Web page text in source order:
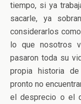
tiempo, si ya
sacarle, ya
considerarlos
lo que nosotros
pasaron toda su
propia historia
pronto no
el desprecio o el